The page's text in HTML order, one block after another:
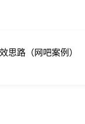
思路（网吧案例）